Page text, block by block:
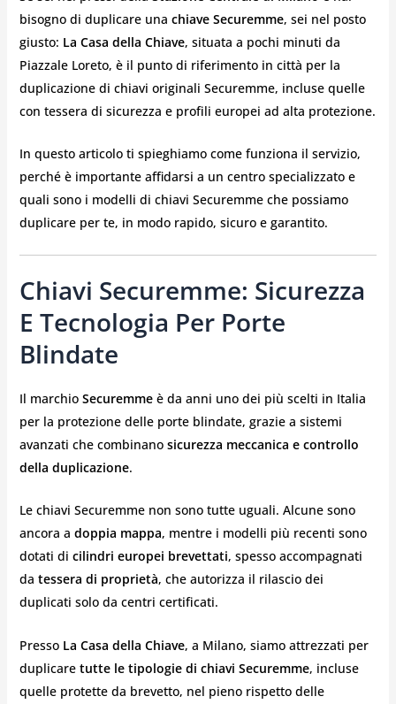
bisogno di duplicare una chiave Securemme, sei nel posto
giusto: La Casa della Chiave, situata a pochi minuti da
Piazzale Loreto, è il punto di riferimento in città per la
duplicazione di chiavi originali Securemme, incluse quelle
con tessera di sicurezza e profili europei ad alta protezione.
In questo articolo ti spieghiamo come funziona il servizio,
perché è importante affidarsi a un centro specializzato e
quali sono i modelli di chiavi Securemme che possiamo
duplicare per te, in modo rapido, sicuro e garantito.
Chiavi Securemme: Sicurezza
E Tecnologia Per Porte
Blindate
Il marchio Securemmeè da anni uno dei più scelti in Italia
per la protezione delle porte blindate, grazie a sistemi
avanzati che combinano sicurezza meccanica e controllo
della duplicazione.
Le chiavi Securemme non sono tutte uguali. Alcune sono
ancora a doppia mappa, mentre i modelli più recenti sono
dotati di cilindri europei brevettati, spesso accompagnati
da tessera di proprietà, che autorizza il rilascio dei
duplicati solo da centri certificati.
Presso La Casa della Chiave, a Milano, siamo attrezzati per
duplicare tutte le tipologie di chiavi Securemme, incluse
quelle protette da brevetto, nel pieno rispetto delle